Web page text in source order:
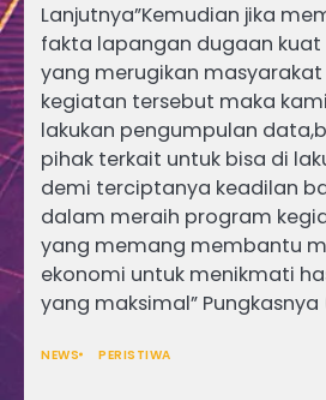
Lanjutnya”Kemudian jika
fakta lapangan dugaan kuat
yang merugikan
kegiatan tersebut maka
lakukan pengumpulan
pihak terkait untuk bisa di
demi terciptanya keadilan
dalam meraih program
yang memang membantu
ekonomi untuk menikmati
yang maksimal” Pungkasnya
NEWS PERISTIWA